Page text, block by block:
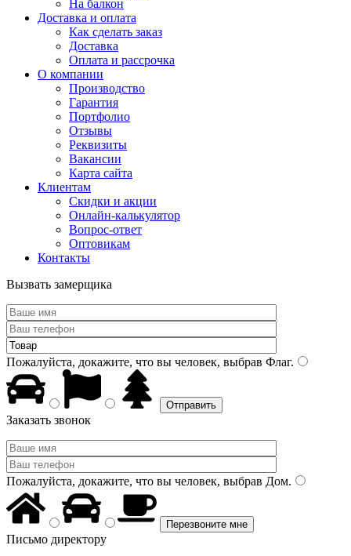
На балкон
Доставка и оплата
Как сделать заказ
Доставка
Оплата и рассрочка
О компании
Производство
Гарантия
Портфолио
Отзывы
Реквизиты
Вакансии
Карта сайта
Клиентам
Скидки и акции
Онлайн-калькулятор
Вопрос-ответ
Оптовикам
Контакты
Вызвать замерщика
Пожалуйста, докажите, что вы человек, выбрав Флаг.
Заказать звонок
Пожалуйста, докажите, что вы человек, выбрав Дом.
Письмо директору